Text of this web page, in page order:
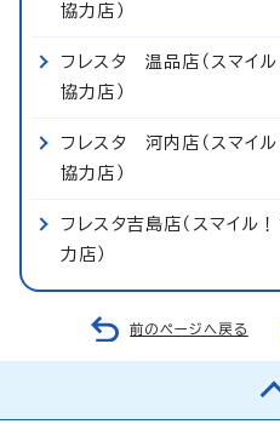
協力店）
フレスタ 温品店（スマイ
協力店）
フレスタ 河内店（スマイ
協力店）
フレスタ吉島店（スマイ
力店）
前のページへ戻る